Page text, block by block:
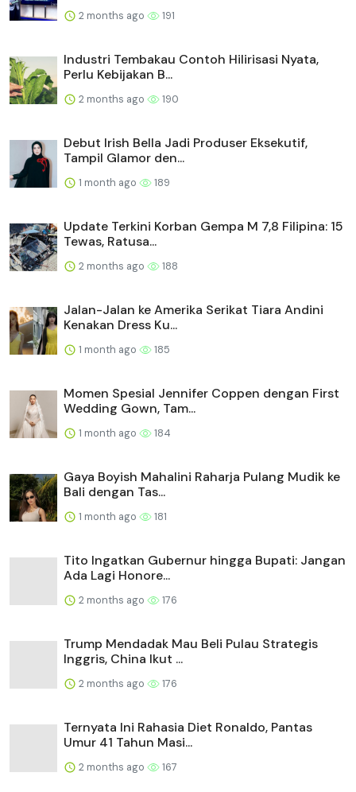
2 months ago 191
Industri Tembakau Contoh Hilirisasi Nyata,
Perlu Kebijakan B...
2 months ago 190
Debut Irish Bella Jadi Produser Eksekutif,
Tampil Glamor den...
1 month ago 189
Update Terkini Korban Gempa M 7,8 Filipina: 15
Tewas, Ratusa...
2 months ago 188
Jalan-Jalan ke Amerika Serikat Tiara Andini
Kenakan Dress Ku...
1 month ago 185
Momen Spesial Jennifer Coppen dengan First
Wedding Gown, Tam...
1 month ago 184
Gaya Boyish Mahalini Raharja Pulang Mudik ke
Bali dengan Tas...
1 month ago 181
Tito Ingatkan Gubernur hingga Bupati: Jangan
Ada Lagi Honore...
2 months ago 176
Trump Mendadak Mau Beli Pulau Strategis
Inggris, China Ikut ...
2 months ago 176
Ternyata Ini Rahasia Diet Ronaldo, Pantas
Umur 41 Tahun Masi...
2 months ago 167